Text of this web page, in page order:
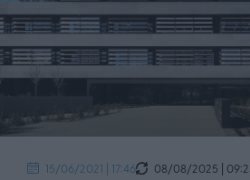
15/06/2021 | 17:46
08/08/2025 |